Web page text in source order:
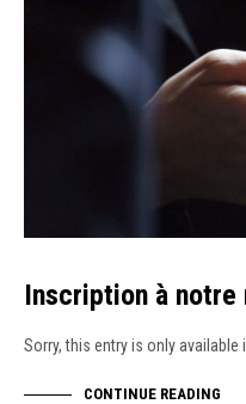
Inscription à notre
Sorry, this entry is only available
CONTINUE READING